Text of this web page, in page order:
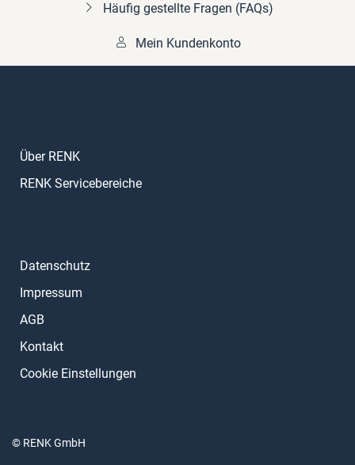
Häufig gestellte Fragen (FAQs)
Mein Kundenkonto
Über RENK
RENK Servicebereiche
Datenschutz
Impressum
AGB
Kontakt
Cookie Einstellungen
© RENK GmbH